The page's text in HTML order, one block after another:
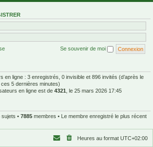
Se souvenir de moi
en ligne : 3 enregistrés, 0 invisible et 896 invités (d’après le
5 dernières minutes)
en ligne est de 4321 , le 25 mars 2026 17:45
sujets • 7885 membres • Le membre enregistré le plus récent
Heures au format UTC+02:00